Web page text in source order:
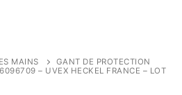
MAINS
GANT DE PROTECTION
– UVEX HECKEL FRANCE – LOT